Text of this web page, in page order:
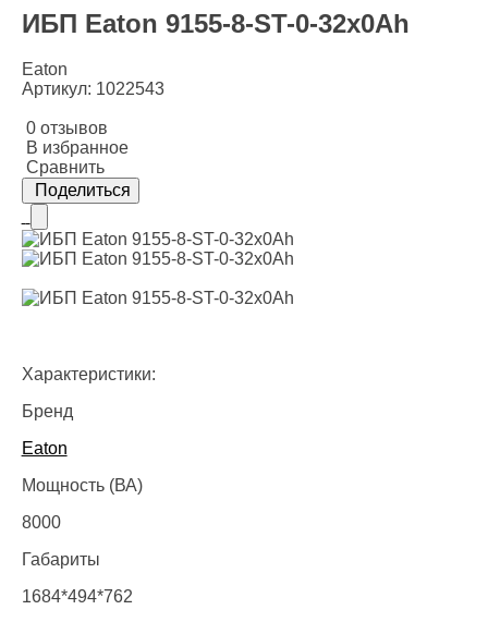
ИБП Eaton 9155-8-ST-0-32x0Ah
Eaton
Артикул: 1022543
0 отзывов
В избранное
Сравнить
Поделиться
Характеристики:
Бренд
Eaton
Мощность (ВА)
8000
Габариты
1684*494*762